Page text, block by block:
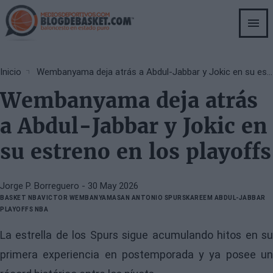
Skip
to
main
Breadcrumb
Inicio Wembanyama deja atrás a Abdul-Jabbar y Jokic en su estreno en los playoffs
Wembanyama deja atrás
a Abdul-Jabbar y Jokic en
su estreno en los playoffs
Jorge P. Borreguero - 30 May 2026
BASKET NBAVICTOR WEMBANYAMASAN ANTONIO SPURSKAREEM ABDUL-JABBAR
PLAYOFFS NBA
La estrella de los Spurs sigue acumulando hitos en su
primera experiencia en postemporada y ya posee un